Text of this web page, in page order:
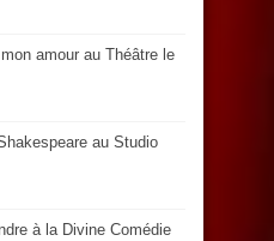
amour au Théâtre le
au Studio
à la Divine Comédie